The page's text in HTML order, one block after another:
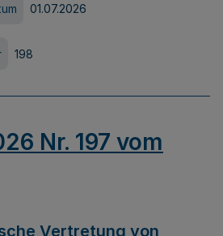
01.07.2026
198
Nr. 197 vom
Vertretung von